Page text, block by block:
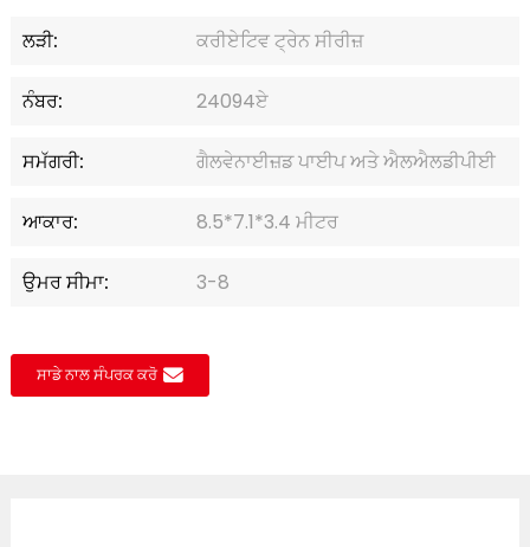
ਲੜੀ: ਕਰੀਏਟਿਵ ਟ੍ਰੇਨ ਸੀਰੀਜ਼
ਨੰਬਰ: 24094ਏ
ਸਮੱਗਰੀ: ਗੈਲਵੇਨਾਈਜ਼ਡ ਪਾਈਪ ਅਤੇ ਐਲਐਲਡੀਪੀਈ
ਆਕਾਰ: 8.5*7.1*3.4 ਮੀਟਰ
ਉਮਰ ਸੀਮਾ: 3-8
ਸਾਡੇ ਨਾਲ ਸੰਪਰਕ ਕਰੋ